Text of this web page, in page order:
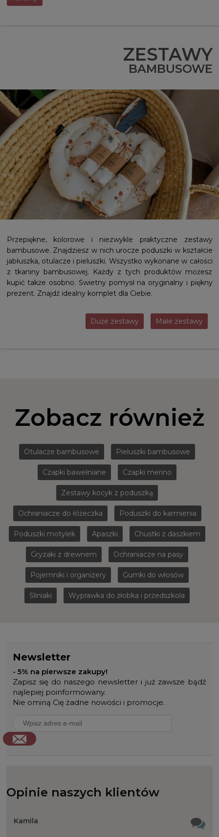
ZESTAWY
BAMBUSOWE
Przepiękne, kolorowe i niezwykle praktyczne zestawy
bambusowe. Znajdziesz w nich urocze poduszki w kształcie
jabłuszka, otulacze i pieluszki. Wszystko wykonane w całości
z tkaniny bambusowej. Każdy z tych produktów możesz
kupić także osobno. Świetny pomysł na oryginalny i piękny
prezent. Znajdź idealny komplet dla Ciebie.
Duże zestawy Małe zestawy
Zobacz również
Otulacze bambusowe Pieluszki bambusowe
Czapki bawełniane Czapki merino
Zestawy kocyk z poduszką
Ochraniacze do łóżeczka Poduszki do karmienia
Poduszki motylek Apaszki Chustki z daszkiem
Gryzaki z drewnem Ochraniacze na pasy
Pojemniki i organizery Gumki do włosów
Śliniaki Wyprawka do żłobka i przedszkola
Newsletter
- 5% na pierwsze zakupy!
Zapisz się do naszego newsletter i już zawsze bądź
najlepiej poinformowany.
Nie ominą Cię żadne nowości i promocje.
Opinie naszych klientów
Kamila